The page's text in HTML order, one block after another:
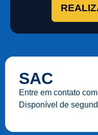
SAC
Entre em contato
Disponível de